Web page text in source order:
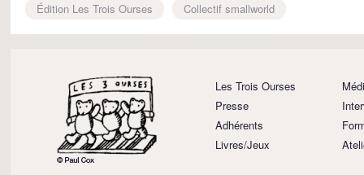
Édition Les Trois Ourses Collectif smallworld
Les Trois Ourses
Presse
Adhérents
Livres/Jeux